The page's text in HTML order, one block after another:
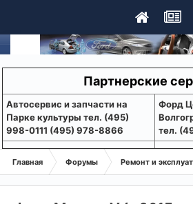
Партнерские
Aвтосервис и запчасти на
Парке культуры тел. (495)
998-0111 (495) 978-8866
Форд
тел.
Главная Форумы Ремонт и